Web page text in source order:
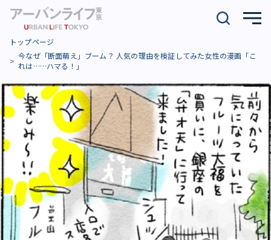
トップページ
今なぜ「断面萌え」ブーム？ 人気の理由を検証してみた女性の漫画「こ
れは……ハマる！」